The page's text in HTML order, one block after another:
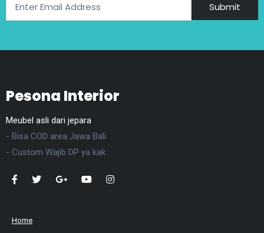
Submit
Pesona Interior
Meubel asli dari jepara
- Bisa COD area Jawa Bali
- Custom Wajib DP ya kak
Home